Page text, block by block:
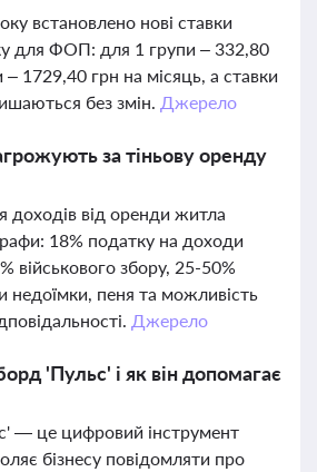
встановлено нові ставки
для ФОП: для 1 групи – 332,80
– 1729,40 грн на місяць, а ставки
без змін. Джерело
за тіньову оренду
доходів від оренди житла
18% податку на доходи
військового збору, 25-50%
недоїмки, пеня та можливість
Джерело
'Пульс' і як він допомагає
— це цифровий інструмент
бізнесу повідомляти про